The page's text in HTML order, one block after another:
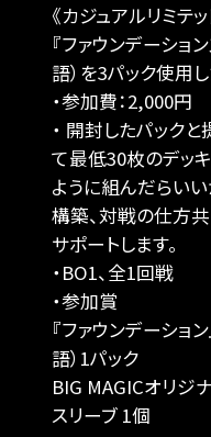
《カジュアルリミテッ
『ファウンデーショ
語）を3パック使用
・参加費：2,000円
・ 開封したパック
て最低30枚のデッ
ように組んだらい
構築、対戦の仕方
サポートします。
・BO1、全1回戦
・参加賞
『ファウンデーショ
語）1パック
BIG MAGICオリジ
スリーブ 1個